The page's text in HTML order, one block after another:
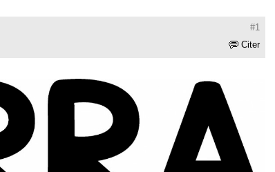
#1
Citer